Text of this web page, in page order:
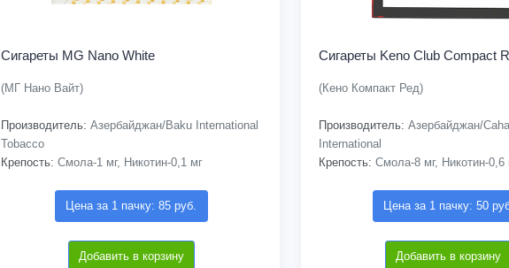
Сигареты MG Nano White
(МГ Нано Вайт)
Производитель: Азербайджан/Baku International
Tobacco
Крепость: Смола-1 мг, Никотин-0,1 мг
Цена за 1 пачку: 85 руб.
Добавить в корзину
Сигареты Keno Club Compact
(Кено Компакт Ред)
Производитель: Азербайджан/
International
Крепость: Смола-8 мг, Никотин-0,6
Цена за 1 пачку: 50
Добавить в корзину